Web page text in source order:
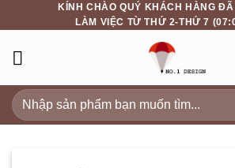
to
content
KÍNH CHÀO QUÝ KHÁCH HÀNG ĐÃ
LÀM VIỆC TỪ THỨ 2-THỨ 7
Search
for: